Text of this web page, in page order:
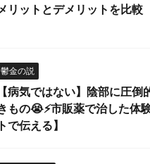
リットとデメリットを比較
鬱金の説
【病気ではない】陰部に圧倒
もの😭⚡️市販薬で治した体
トで伝える】